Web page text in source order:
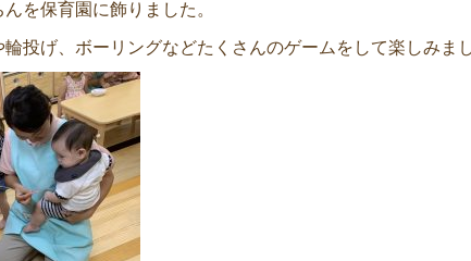
を保育園に飾りました。
投げ、ボーリングなどたくさんのゲームをして楽しみまし